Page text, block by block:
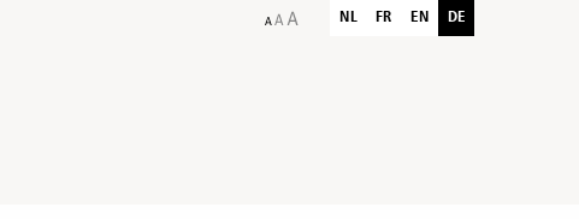
NL FR EN DE